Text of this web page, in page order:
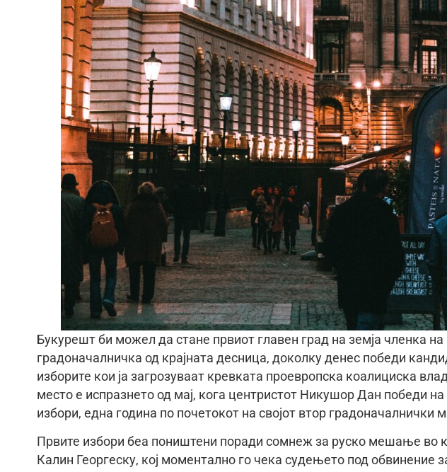
Букурешт би можел да стане првиот главен град на земја членка на
градоначалничка од крајната десница, доколку денес победи
изборите кои ја загрозуваат кревката проевропска коалициска
место е испразнето од мај, кога центристот Никушор Дан победи
избори, една година по почетокот на својот втор градоначалнички
Првите избори беа поништени поради сомнеж за руско мешање во
Калин Георгеску, кој моментално го чека судењето под обвинение